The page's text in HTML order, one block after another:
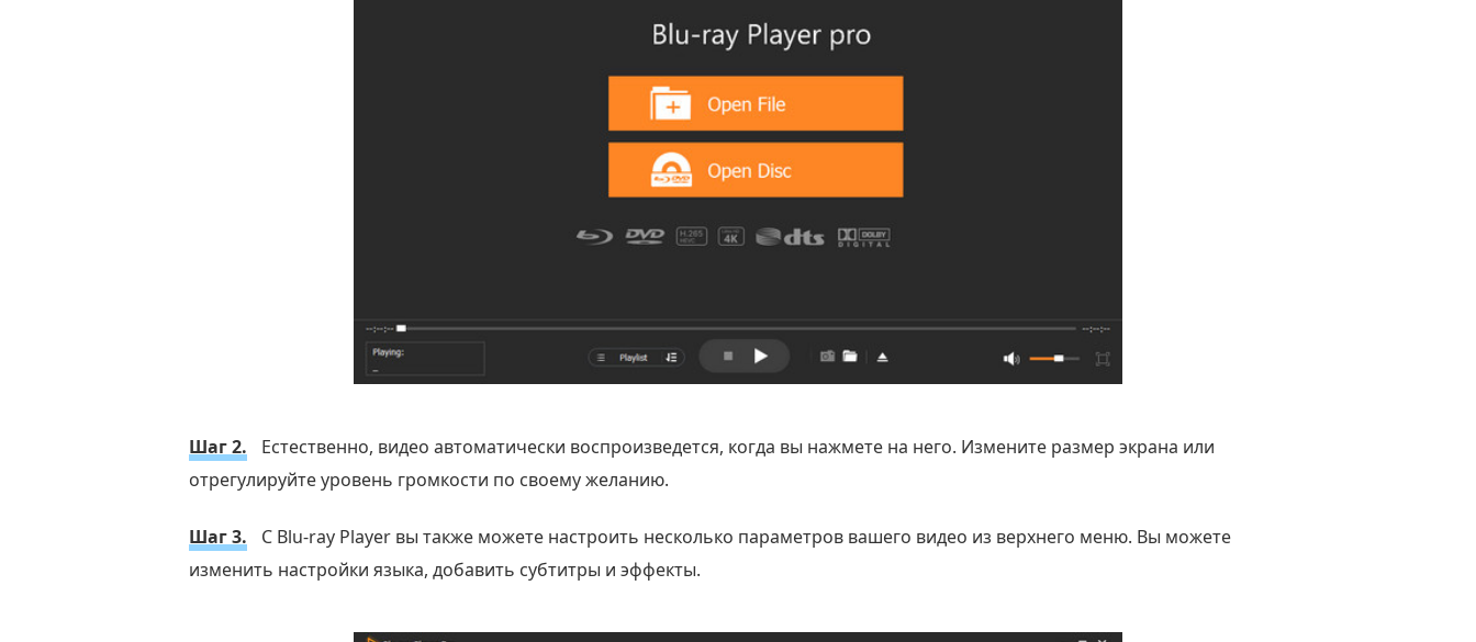
Шаг 2.
Естественно, видео автоматически воспроизведется, когда вы нажмете на него. Измените размер экрана или
отрегулируйте уровень громкости по своему желанию.
Шаг 3.
С Blu-ray Player вы также можете настроить несколько параметров вашего видео из верхнего меню. Вы можете
изменить настройки языка, добавить субтитры и эффекты.